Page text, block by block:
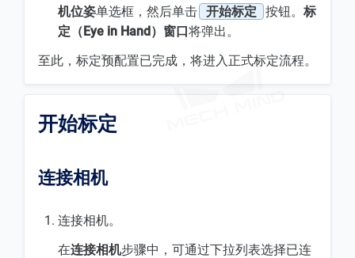
机位姿单选框，然后单击 开始标定 按钮。 标
定（Eye in Hand）窗口将弹出。
至此，标定预配置已完成，将进入正式标定流程。
开始标定
连接相机
连接相机。
在连接相机步骤中，可通过下拉列表选择已连